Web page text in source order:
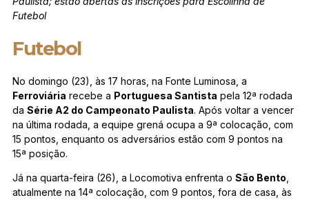
Futebol
Futebol
No domingo (23), às 17 horas, na Fonte Luminosa, a
Ferroviária recebe a Portuguesa Santista pela 12ª rodada
da Série A2 do Campeonato Paulista. Após voltar a vencer
na última rodada, a equipe grená ocupa a 9ª colocação, com
15 pontos, enquanto os adversários estão com 9 pontos na
15ª posição.
Já na quarta-feira (26), a Locomotiva enfrenta o São Bento
atualmente na 14ª colocação, com 9 pontos, fora de casa, às